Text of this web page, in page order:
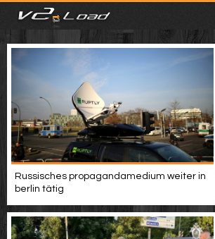
meist gesehen
neuste
kategorien
Menu
mit facebook anmelden
Russisches propagandamedium weiter in
berlin tätig